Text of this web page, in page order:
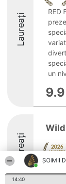
ŞOIMII
14:40
Laureați
RED
un
9.9
Laureați
9